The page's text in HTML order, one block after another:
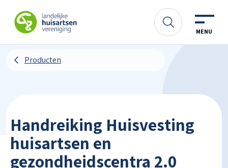
LHV
MENU
Zoeken
Producten
Handreiking Huisvesting
huisartsen en
gezondheidscentra 2.0